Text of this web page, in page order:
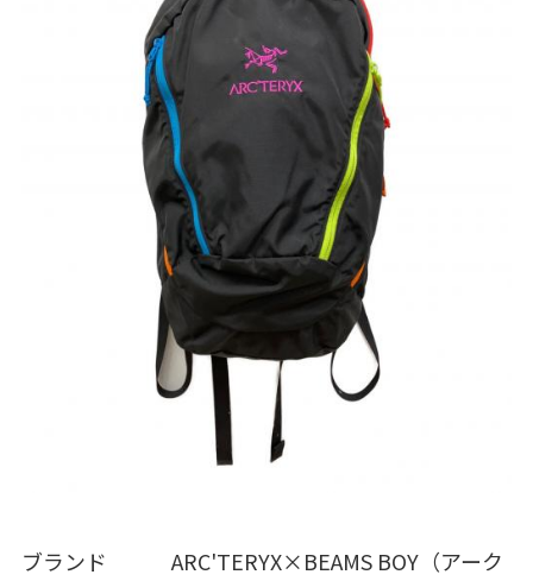
ブランド ARC'TERYX×BEAMS BOY（アーク